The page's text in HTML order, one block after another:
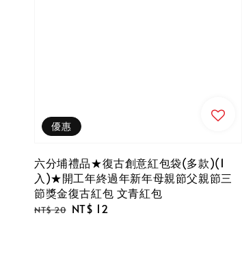
優惠
六分埔禮品★復古創意紅包袋(多款)(1
入)★開工年終過年新年母親節父親節三
節獎金復古紅包 文青紅包
Regular
NT$ 20 Sale
NT$ 12